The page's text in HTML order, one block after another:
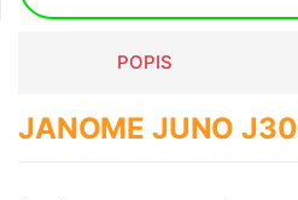
POPIS
JANOME JUNO J30